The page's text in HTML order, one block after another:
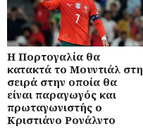
Η Πορτογαλία θα
κατακτά το Μουντιάλ στη
σειρά στην οποία θα
είναι παραγωγός και
πρωταγωνιστής ο
Κριστιάνο Ρονάλντο